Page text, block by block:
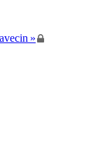
»